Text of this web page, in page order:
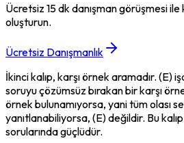
Ücretsiz 15 dk danışman görüşmesi ile
oluşturun.
Ücretsiz Danışmanlık
İkinci kalıp, karşı örnek aramadır. (E)
soruyu çözümsüz bırakan bir karşı
örnek bulunamıyorsa, yani tüm olası
yanıtlanabiliyorsa, (E) değildir. Bu
sorularında güçlüdür.